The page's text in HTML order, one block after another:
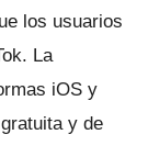
los usuarios
La
iOS y
y de